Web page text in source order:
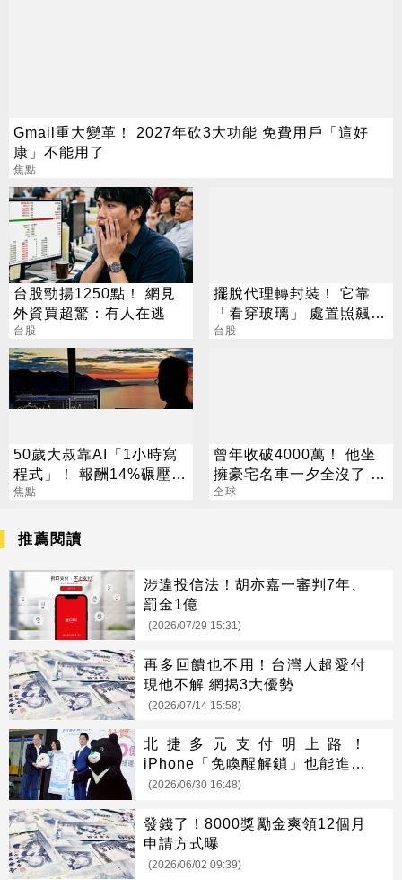
Gmail重大變革！ 2027年砍3大功能 免費用戶「這好
康」不能用了
焦點
台股勁揚1250點！ 網見
外資買超驚：有人在逃
台股
擺脫代理轉封裝！ 它靠
「看穿玻璃」 處置照飆2
漲停
台股
50歲大叔靠AI「1小時寫
程式」！ 報酬14%碾壓標
普 直接辭職去炒股
焦點
曾年收破4000萬！ 他坐
擁豪宅名車一夕全沒了 卻
喊「比過去更快樂」
全球
推薦閱讀
涉違投信法！胡亦嘉一審判7年、
罰金1億
(2026/07/29 15:31)
再多回饋也不用！台灣人超愛付
現他不解 網揭3大優勢
(2026/07/14 15:58)
北捷多元支付明上路！
iPhone「免喚醒解鎖」也能進出
站
(2026/06/30 16:48)
發錢了！8000獎勵金爽領12個月
申請方式曝
(2026/06/02 09:39)